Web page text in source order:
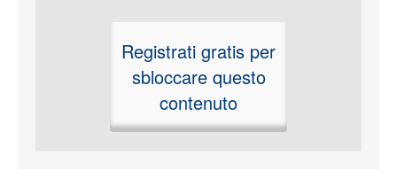
Registrati gratis per
sbloccare questo
contenuto